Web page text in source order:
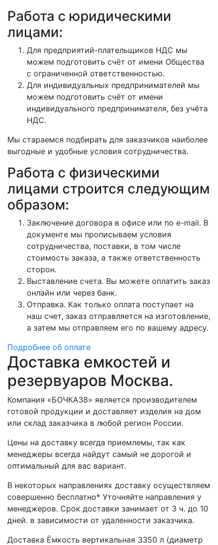
Работа с юридическими
лицами:
Для предприятий-плательщиков НДС мы
можем подготовить счёт от имени Общества
с ограниченной ответственностью.
Для индивидуальных предпринимателей мы
можем подготовить счёт от имени
индивидуального предпринимателя, без учёта
НДС.
Мы стараемся подбирать для заказчиков наиболее
выгодные и удобные условия сотрудничества.
Работа с физическими
лицами строится следующим
образом:
Заключение договора в офисе или по e-mail. В
документе мы прописываем условия
сотрудничества, поставки, в том числе
стоимость заказа, а также ответственность
сторон.
Выставление счета. Вы можете оплатить заказ
онлайн или через банк.
Отправка. Как только оплата поступает на
наш счет, заказ отправляется на изготовление,
а затем мы отправляем его по вашему адресу.
Подробнее об оплате
Доставка емкостей и
резервуаров Москва.
Компания «БОЧКА38» является производителем
готовой продукции и доставляет изделия на дом
или склад заказчика в любой регион России.
Цены на доставку всегда приемлемы, так как
менеджеры всегда найдут самый не дорогой и
оптимальный для вас вариант.
В некоторых направлениях доставку осуществляем
совершенно бесплатно* Уточняйте направления у
менеджеров. Срок доставки занимает от 3 ч. до 10
дней. в зависимости от удаленности заказчика.
Доставка Ёмкость вертикальная 3350 л (диаметр